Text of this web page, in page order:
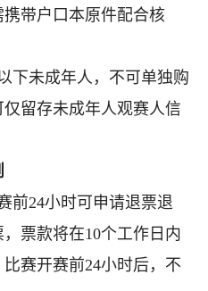
带户口本原件配合核
未成年人，不可单独购
留存未成年人观赛人信
24小时可申请退票退
票款将在10个工作日内
赛开赛前24小时后，不